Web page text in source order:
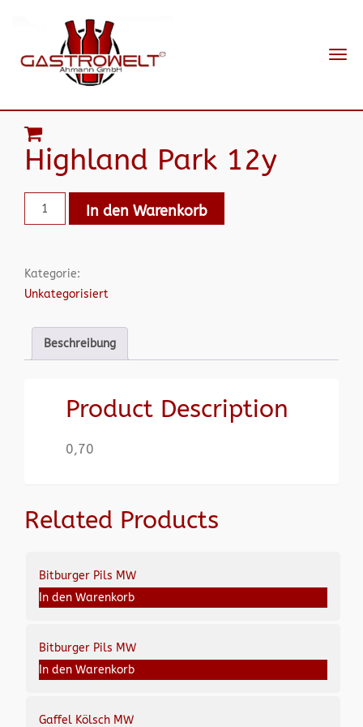
Highland Park 12y
In den Warenkorb
Kategorie:
Unkategorisiert
Beschreibung
Product Description
0,70
Related Products
Bitburger Pils MW
In den Warenkorb
Bitburger Pils MW
In den Warenkorb
Gaffel Kölsch MW